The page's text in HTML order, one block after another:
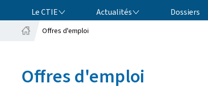
Le CTIE Actualités
ACTUALITÉS
Dossiers
Offres d'emploi
Offres d'emploi